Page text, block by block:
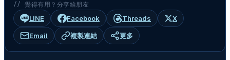
// 覺得有用？分享給朋友
LINE Facebook Threads X
Email 複製連結 更多